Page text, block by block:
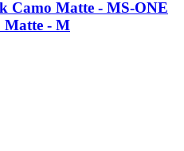
Camo Matte - MS-ONE
Matte - M